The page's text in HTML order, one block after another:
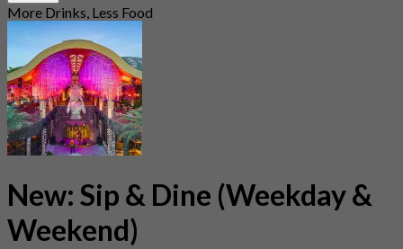
More Drinks, Less Food
New: Sip & Dine (Weekday &
Weekend)